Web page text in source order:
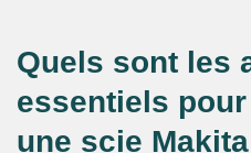
Quels sont les
essentiels
une scie